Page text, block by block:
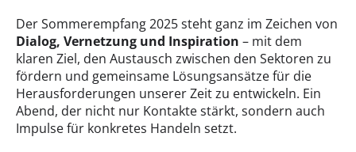
Der Sommerempfang 2025 steht ganz im Zeichen von
Dialog, Vernetzung und Inspiration – mit dem
klaren Ziel, den Austausch zwischen den Sektoren zu
fördern und gemeinsame Lösungsansätze für die
Herausforderungen unserer Zeit zu entwickeln. Ein
Abend, der nicht nur Kontakte stärkt, sondern auch
Impulse für konkretes Handeln setzt.